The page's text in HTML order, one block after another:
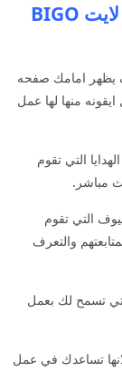
ما هي استخدامات برنامج بيجو لايف لايت BIGO
يظهر امامك صفحه
منها لها عمل
التي تقوم
مباشر.
التي تقوم
والتعرف
تسمح لك بعمل
تساعدك في عمل